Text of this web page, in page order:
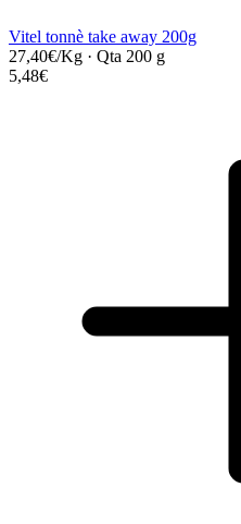
Vitel tonnè take away 200g
27,40€/Kg · Qta 200 g
5,48€